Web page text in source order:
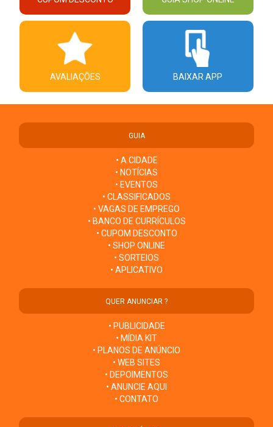
AVALIAÇÕES BAIXAR APP
GUIA
• A CIDADE
• NOTÍCIAS
• EVENTOS
• CLASSIFICADOS
• VAGAS DE EMPREGO
• BANCO DE CURRÍCULOS
• CUPOM DESCONTO
• SHOP ONLINE
• SORTEIOS
• APLICATIVO
QUER ANUNCIAR ?
• PUBLICIDADE
• MÍDIA KIT
• PLANOS DE ANÚNCIO
• WEB SITES
• DEPOIMENTOS
• ANUNCIE AQUI
• CONTATO